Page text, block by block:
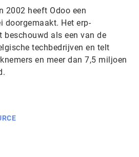
2002 heeft Odoo een
doorgemaakt. Het erp-
als een van de
techbedrijven en telt
en meer dan 7,5 miljoen